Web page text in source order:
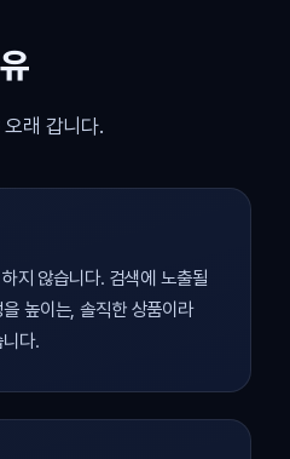
래 갑니다.
지 않습니다. 검색에 노출될
높이는, 솔직한 상품이라
다.